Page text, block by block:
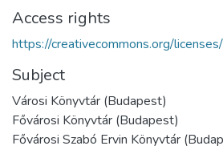
Access rights
https://creativecommons.org/
Subject
Városi Könyvtár (Budapest)
Fővárosi Könyvtár (Budapest)
Fővárosi Szabó Ervin Könyvtár